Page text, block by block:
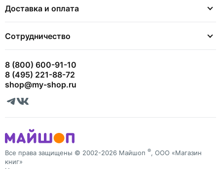
Доставка и оплата
Сотрудничество
8 (800) 600-91-10
8 (495) 221-88-72
shop@my-shop.ru
Все права защищены © 2002-2026 Майшоп ®, ООО «Магазин
книг»